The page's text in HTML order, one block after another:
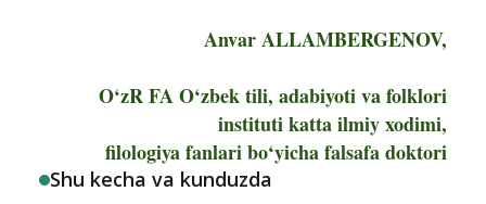
Anvar ALLAMBERGENOV,
O‘zR FA O‘zbek tili, adabiyoti va folklori
instituti katta ilmiy xodimi,
filologiya fanlari bo‘yicha falsafa doktori
Shu kecha va kunduzda